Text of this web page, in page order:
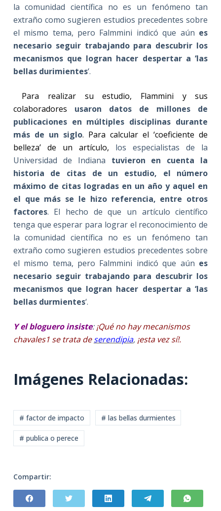
la comunidad científica no es un fenómeno tan
extraño como sugieren estudios precedentes sobre
el mismo tema, pero Falmmini indicó que aún es
necesario seguir trabajando para descubrir los
mecanismos que logran hacer despertar a ‘las
bellas durimientes‘.
Para realizar su estudio, Flammini y sus
colaboradores usaron datos de millones de
publicaciones en múltiples disciplinas durante
más de un siglo. Para calcular el ‘coeficiente de
belleza’ de un artículo, los especialistas de la
Universidad de Indiana tuvieron en cuenta la
historia de citas de un estudio, el número
máximo de citas logradas en un año y aquel en
el que más se le hizo referencia, entre otros
factores. El hecho de que un artículo científico
tenga que esperar para lograr el reconocimiento de
la comunidad científica no es un fenómeno tan
extraño como sugieren estudios precedentes sobre
el mismo tema, pero Falmmini indicó que aún es
necesario seguir trabajando para descubrir los
mecanismos que logran hacer despertar a ‘las
bellas durmientes‘.
Y el bloguero insiste:¡Qué no hay mecanismos
chavales1 se trata de serendipia,¡esta vez sí!.
Imágenes Relacionadas:
# factor de impacto # las bellas durmientes
# publica o perece
Compartir: